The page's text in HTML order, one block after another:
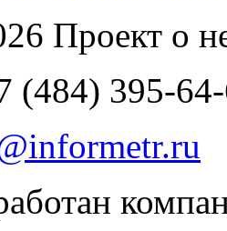
Проект о
(484) 395-